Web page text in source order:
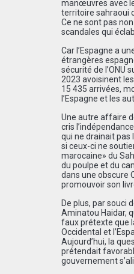
manœuvres avec
territoire sahraoui
Ce ne sont pas
scandales qui
Car l’Espagne a
étrangères
sécurité de l’ONU
2023 avoisinent
15 435 arrivées,
l’Espagne et les
Une autre affaire
cris
qui ne drainait pas
si ceux-ci ne
marocaine» du
du poulpe et du
dans une obscure
promouvoir son
De plus, par souci
Aminatou Haidar,
faux prétexte que
Occidental et
Aujourd’hui, la
prétendait
gouvernement